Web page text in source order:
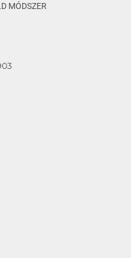
MÓDSZER